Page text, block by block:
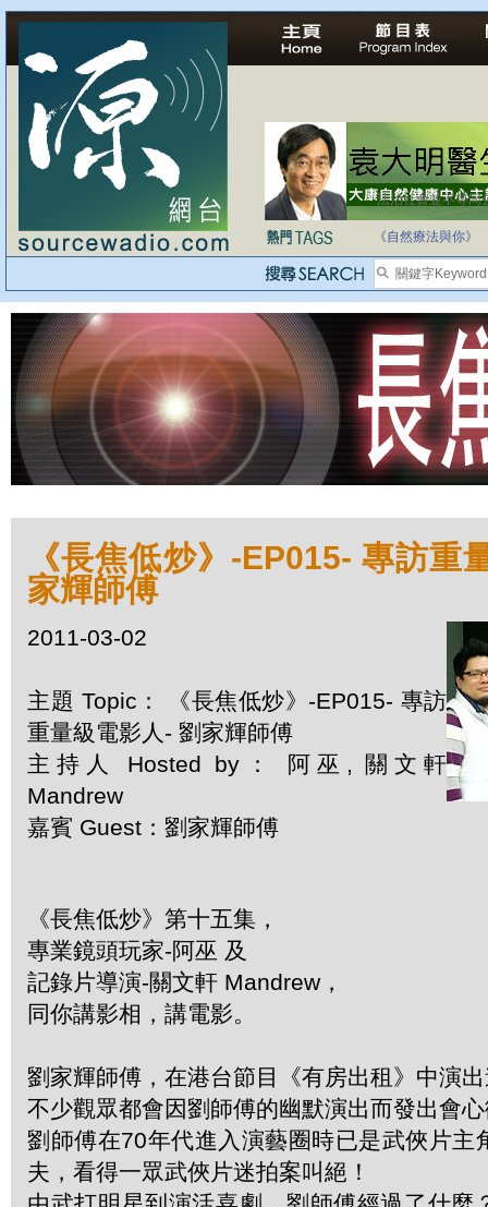
法治社會並不等同
自家教育合法化-
《自然療法與你》
《長焦低炒》-EP015- 專訪重
家輝師傅
2011-03-02
主題 Topic： 《長焦低炒》-EP015- 專訪
重量級電影人- 劉家輝師傅
主持人 Hosted by： 阿巫, 關文軒
Mandrew
嘉賓 Guest：劉家輝師傅
《長焦低炒》第十五集，
專業鏡頭玩家-阿巫 及
記錄片導演-關文軒 Mandrew，
同你講影相，講電影。
劉家輝師傅，在港台節目《有房出租》中演
不少觀眾都會因劉師傅的幽默演出而發出會
劉師傅在70年代進入演藝圈時已是武俠片主
夫，看得一眾武俠片迷拍案叫絕！